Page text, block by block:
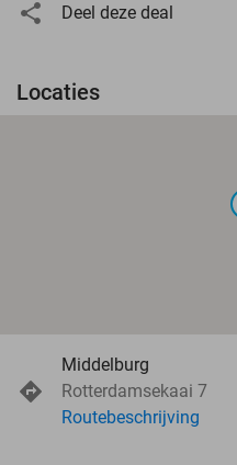
Deel deze deal
Locaties
Middelburg
Rotterdamsekaai 7
Routebeschrijving